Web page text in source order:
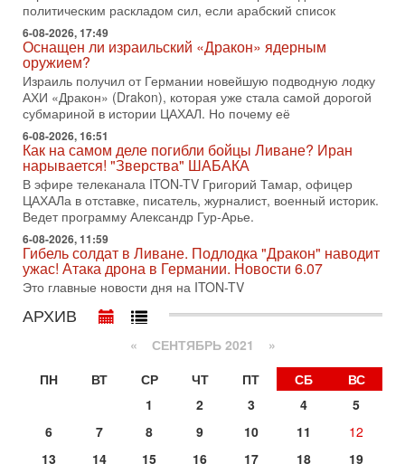
«Русский голос» Израиля: кто заберет его на этот
раз?
Голоса русскоязычных репатриантов не раз кардинально
меняли политический ландшафт Израиля. Достаточно
вспомнить взлет партии «Исраэль ба-алия», когда
31-07-2026, 17:00
Тайны закрытых дверей: о чём на самом деле
молчат Трамп и Нетаньяху?
Недавний визит премьер-министра Израиля Биньямина
Нетаньяху в США и его встреча с Дональдом Трампом
оставили больше вопросов, чем ответов. Полная
31-07-2026, 15:18
Иран готовит покушение на Нетаниягу! Трамп не
хочет эскалации, но КСИР готовит взрыв!
В эфире телеканала ITON-TV СЕРГЕЙ МИГДАЛЬ, эксперт
по вопросам безопасности, офицер запаса
Международного управления полиции Израиля, автор
31-07-2026, 09:02
Битва за разоружение ХАМАСа - НОВОСТИ
Сегодня президент США Дональд Трамп заявил о
достижении исторического соглашения о полном
разоружении ХАМАСа и других вооруженных группировок в
30-07-2026, 17:59
Иран доведет Трампа до крайних мер? Разбор и
оценка от военного обозревателя Давида Шарпа
политическим раскладом сил, если арабский список
6-08-2026, 17:49
Оснащен ли израильский «Дракон» ядерным
оружием?
Израиль получил от Германии новейшую подводную лодку
АХИ «Дракон» (Drakon), которая уже стала самой дорогой
субмариной в истории ЦАХАЛ. Но почему её
6-08-2026, 16:51
Как на самом деле погибли бойцы Ливане? Иран
нарывается! "Зверства" ШАБАКА
В эфире телеканала ITON-TV Григорий Тамар, офицер
ЦАХАЛа в отставке, писатель, журналист, военный историк.
Ведет программу Александр Гур-Арье.
6-08-2026, 11:59
Гибель солдат в Ливане. Подлодка "Дракон" наводит
ужас! Атака дрона в Германии. Новости 6.07
Это главные новости дня на ITON-TV
АРХИВ
« СЕНТЯБРЬ 2021 »
ПН
ВТ СР ЧТ ПТ СБ
ВС
1
2 3 4
5
6
7 8 9 10 11
12
13
14 15 16 17 18
19